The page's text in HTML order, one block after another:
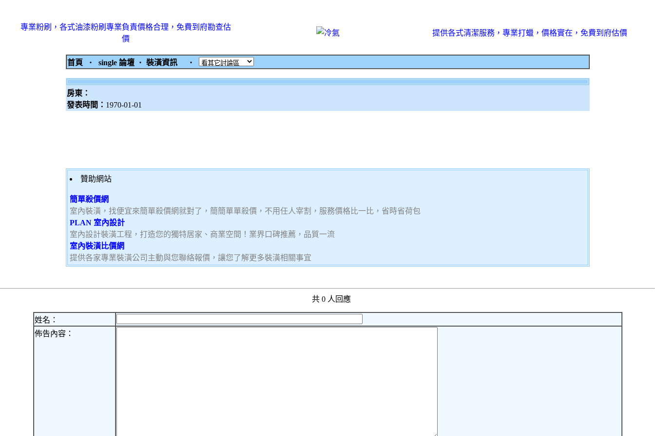
專業粉刷，各式油漆粉刷專業負責價格合理，免費到府勘查估
價
提供各式清潔服務，專業打蠟，價格實在，免費到府估價
首頁 ‧ single 論壇 ‧ 裝潢資訊 ‧
房東：
發表時間： 1970-01-01
贊助網站
簡單殺價網
室內裝潢，找便宜來簡單殺價網就對了，簡簡單單殺價，不用任人宰割，服務價格比一比，省時省荷包
PLAN 室內設計
室內設計裝潢工程，打造您的獨特居家、商業空間！業界口碑推薦，品質一流
室內裝潢比價網
提供各家專業裝潢公司主動與您聯絡報價，讓您了解更多裝潢相關事宜
共 0 人回應
姓名：
佈告內容：